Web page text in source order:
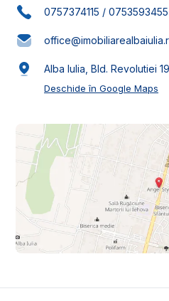
0757374115 / 0753593455
Alba Iulia, Bld. Revolutiei
Deschide în Google Maps